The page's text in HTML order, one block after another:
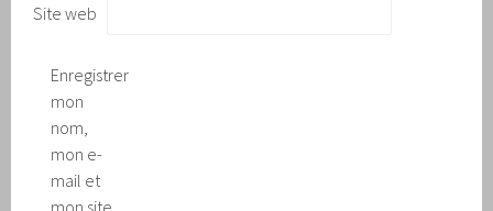
Site web
Enregistrer
mon
nom,
mon e-
mail et
mon site